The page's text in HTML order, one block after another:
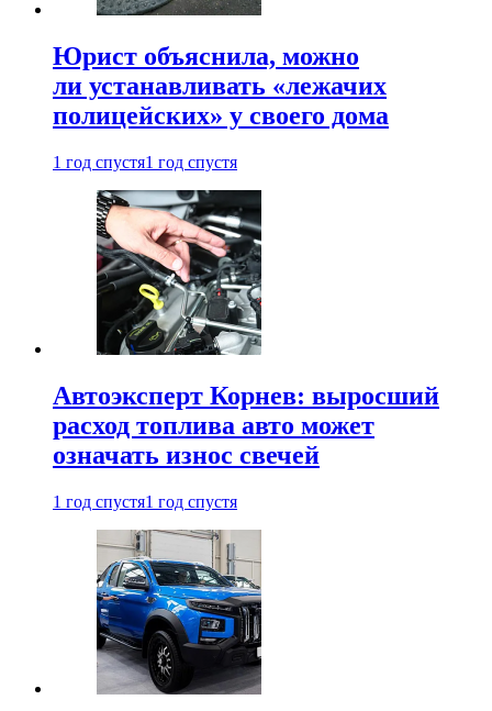
Юрист объяснила, можно
ли устанавливать «лежачих
полицейских» у своего дома
1 год спустя1 год спустя
Автоэксперт Корнев: выросший
расход топлива авто может
означать износ свечей
1 год спустя1 год спустя